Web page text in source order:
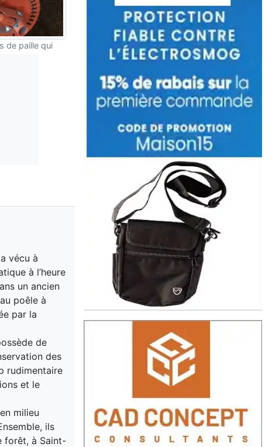
de paille qui
vécu à
à l’heure
un ancien
poêle à
par la
de
des
rudimentaire
et le
milieu
ils
forêt, à Saint-